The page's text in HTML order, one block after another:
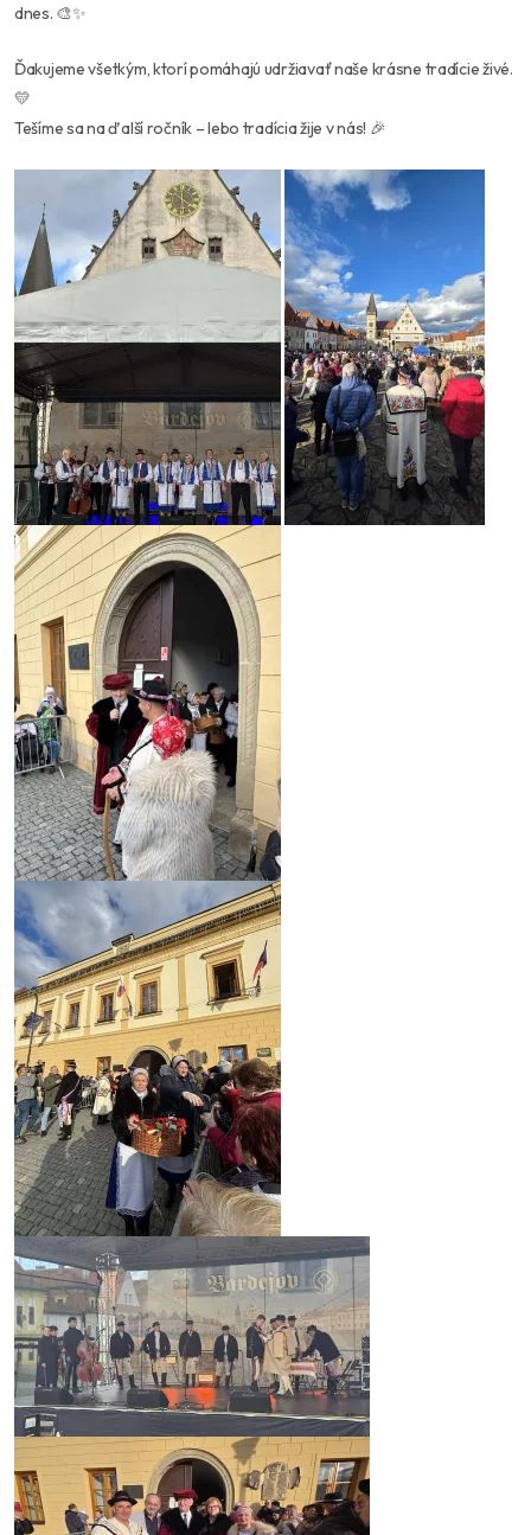
dnes. 🎨✨
Ďakujeme všetkým, ktorí pomáhajú udržiavať naše krásne tradície živé.
💛
Tešíme sa na ďalší ročník – lebo tradícia žije v nás! 🎉